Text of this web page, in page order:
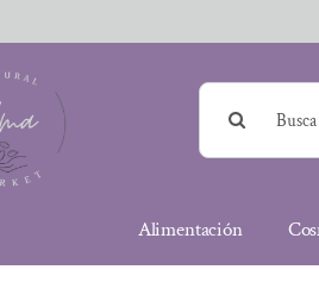
Buscar:
Alimentación